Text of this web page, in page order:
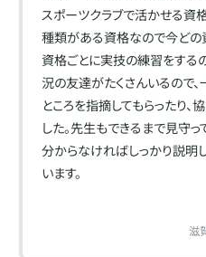
スポーツクラブで活かせる資
種類がある資格なので今どの
資格ごとに実技の練習をする
況の友達がたくさんいるので
ところを指摘してもらったり
した。先生もできるまで見守っ
分からなければしっかり説明
います。
滋